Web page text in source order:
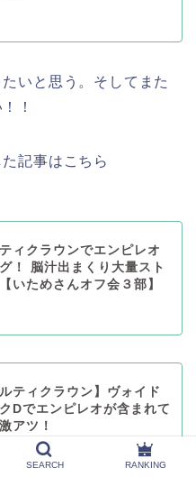
いと思う。そしてまた
！
記事はこちら
ィクラウンでエンピレオ
！ 脳汁出まくり大量スト
いためさんオフ会３部】
ルティクラウン】ヴォイド
Dでエンピレオが含まれて
アツ！
SEARCH RANKING